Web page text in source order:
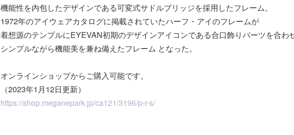
機能性を内包したデザインである可変式サドルブリッジを採用したフレーム。
1972年のアイウェアカタログに掲載されていたハーフ・アイのフレームが
着想源のテンプルにEYEVAN初期のデザインアイコンである合口飾りパーツを合わ
シンプルながら機能美を兼ね備えたフレーム となった。
オンラインショップからご購入可能です。
（2023年1月12日更新）
https://shop.meganepark.jp/ca121/3196/p-r-s/